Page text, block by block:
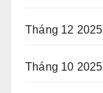
Tháng 12 2025
Tháng 10 2025